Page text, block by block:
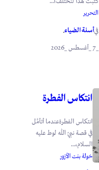
كتبت هذا لنختلف؛...
التحرير
فيأسنة الضياء.
انتكاس الفطرة
انتكاس الفطرةعندما أتأمَّل
في قصة نبيّ الله لوط عليه
السلام،...
خولة بنت الأزور